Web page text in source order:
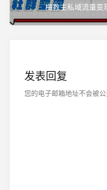
梅教主私域流量变
发表回复
您的电子邮箱地址不会被公